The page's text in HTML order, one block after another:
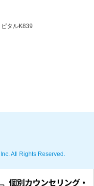
タルK839
All Rights Reserved.